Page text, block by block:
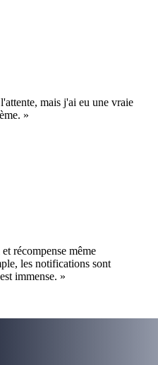
mais j'ai eu une vraie
»
récompense même
les notifications sont
immense. »